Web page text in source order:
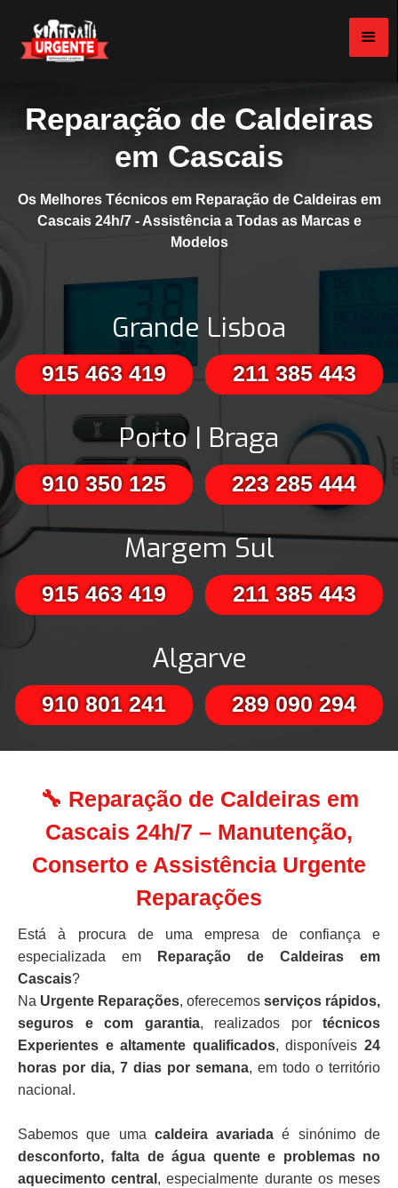
Reparação de Caldeiras
em Cascais
Os Melhores Técnicos em Reparação de Caldeiras em
Cascais 24h/7 - Assistência a Todas as Marcas e
Modelos
Grande Lisboa
915 463 419 211 385 443
Porto | Braga
910 350 125 223 285 444
Margem Sul
915 463 419 211 385 443
Algarve
910 801 241 289 090 294
🔧 Reparação de Caldeiras em
Cascais 24h/7 – Manutenção,
Conserto e Assistência Urgente
Reparações
Está à procura de uma empresa de confiança e
especializada em
Reparação de Caldeiras em
Cascais?
Na Urgente Reparações, oferecemos serviços rápidos,
seguros e com garantia, realizados por técnicos
Experientes e altamente qualificados, disponíveis24
horas por dia, 7 dias por semana, em todo o território
nacional.
Sabemos que uma caldeira avariada é sinónimo de
desconforto, falta de água quente e problemas no
aquecimento central , especialmente durante os meses